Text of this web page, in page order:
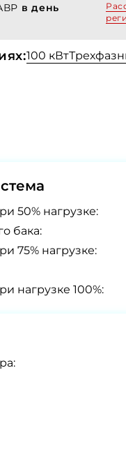
в день
100 кВт
50% нагрузке:
бака:
75% нагрузке:
нагрузке 100%: